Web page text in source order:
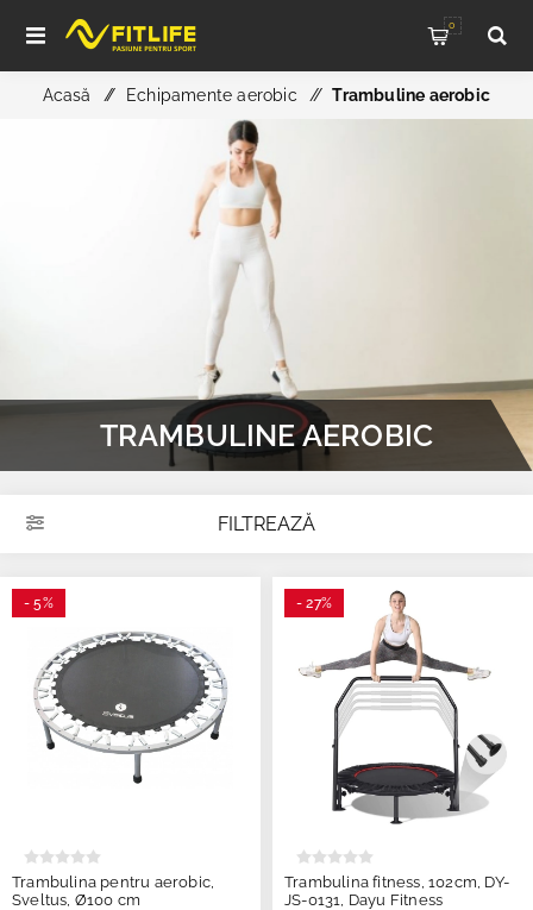
0
Acasă / Echipamente aerobic / Trambuline aerobic
TRAMBULINE AEROBIC
FILTREAZĂ
- 5%
Trambulina pentru aerobic,
Sveltus, Ø100 cm
- 27%
Trambulina fitness, 102cm, DY-
JS-0131, Dayu Fitness